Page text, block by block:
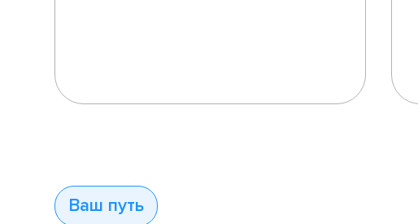
Ваш путь